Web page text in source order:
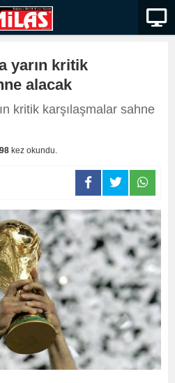
yarın kritik
alacak
kritik karşılaşmalar sahne
kez okundu.